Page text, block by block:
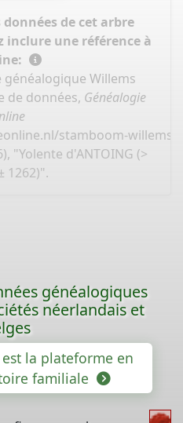
données de cet arbre
inclure une référence à
généalogique Willems
de données, Généalogie
stamboom-willems-
"Yolente d'ANTOING (>
1262)".
généalogiques
néerlandais et
la plateforme en
familiale